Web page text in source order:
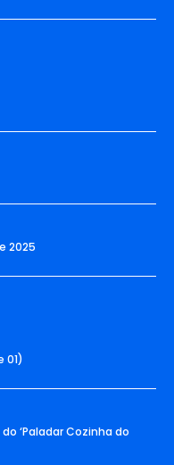
2025
01)
‘Paladar Cozinha do